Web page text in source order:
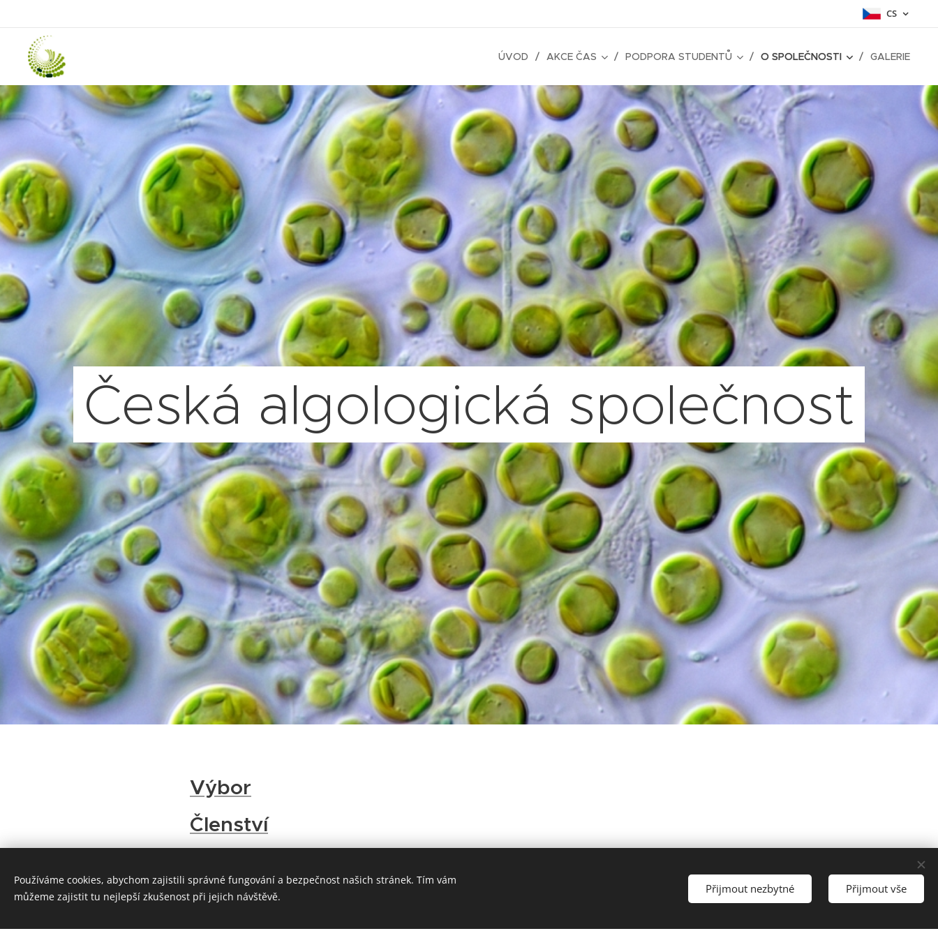
CS
ÚVOD AKCE ČAS PODPORA STUDENTŮ O SPOLEČNOSTI GALERIE
Česká algologická společnost
Výbor
Členství
Historie
Používáme cookies, abychom zajistili správné fungování a bezpečnost našich stránek. Tím vám
můžeme zajistit tu nejlepší zkušenost při jejich návštěvě.
Přijmout nezbytné Přijmout vše